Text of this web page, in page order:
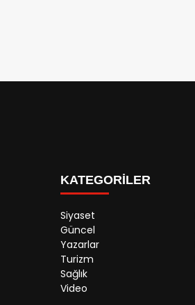
KATEGORİLER
Siyaset
Güncel
Yazarlar
Turizm
Sağlık
Video